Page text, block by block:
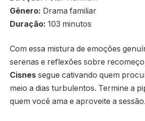
Gênero: Drama familiar
Duração: 103 minutos
Com essa mistura de emoções
serenas e reflexões sobre
Cisnes segue cativando quem
meio a dias turbulentos. Termine a
quem você ama e aproveite a sessão.